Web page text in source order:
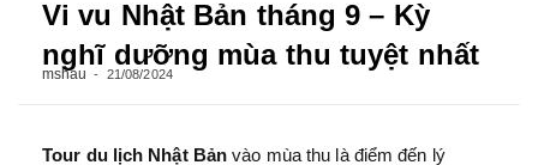
Vi vu Nhật Bản tháng 9 – Kỳ
nghĩ dưỡng mùa thu tuyệt nhất
mshau 21/08/2024
Tour du lịch Nhật Bản vào mùa thu là điểm đến lý